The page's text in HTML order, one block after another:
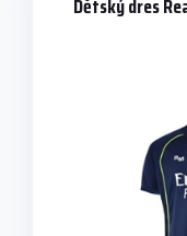
Dětský dres